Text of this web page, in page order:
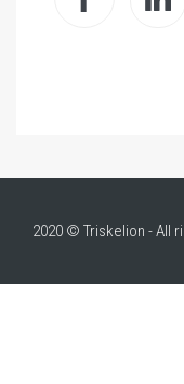
2020 © Triskelion - All